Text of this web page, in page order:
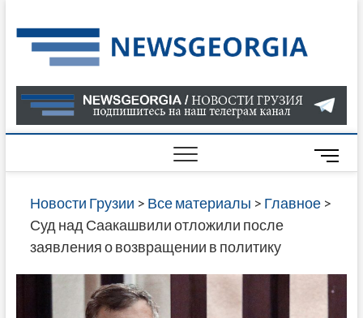
to
content
О
В
ГРУЗИИ
САЙТЕ
M
e
n
Новости Грузии > Все материалы > Главное>
Суд над Саакашвили отложили после
заявления о возвращении в политику